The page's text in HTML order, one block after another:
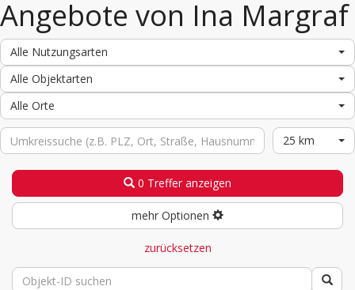
Angebote von Ina Margraf
Alle Nutzungsarten
Alle Objektarten
Alle Orte
25 km
0 Treffer anzeigen
mehr Optionen
zurücksetzen